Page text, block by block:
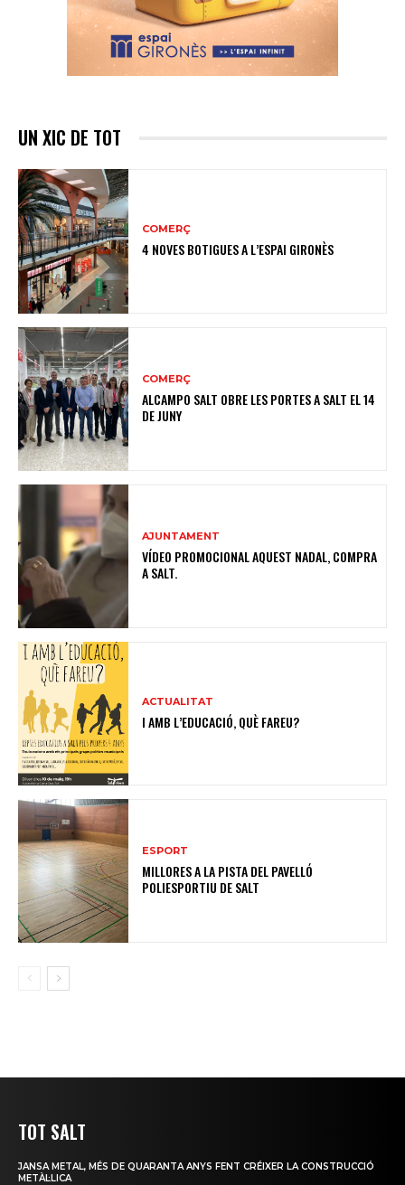
UN XIC DE TOT
COMERÇ
4 NOVES BOTIGUES A L’ESPAI GIRONÈS
COMERÇ
ALCAMPO SALT OBRE LES PORTES A SALT EL 14
DE JUNY
AJUNTAMENT
VÍDEO PROMOCIONAL AQUEST NADAL, COMPRA
A SALT.
ACTUALITAT
I AMB L’EDUCACIÓ, QUÈ FAREU?
ESPORT
MILLORES A LA PISTA DEL PAVELLÓ
POLIESPORTIU DE SALT
TOT SALT
JANSA METAL, MÉS DE QUARANTA ANYS FENT CRÉIXER LA CONSTRUCCIÓ
METÀL·LICA